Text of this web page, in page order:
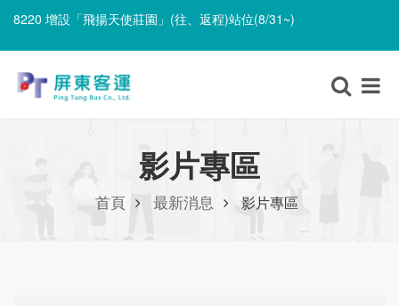
8220 增設「飛揚天使莊園」(往、返程)站位(8/31~)
8220 增設「飛揚天使莊園」(往、返程)站位(8/31~)
影片專區
首頁 最新消息 影片專區